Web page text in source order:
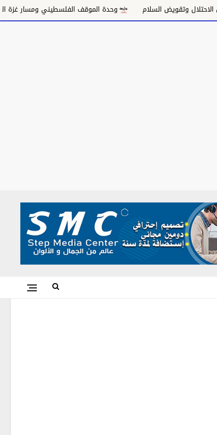
وتقويض السلام وحدة الموقف الفلسطيني ومسار غزة السياسي